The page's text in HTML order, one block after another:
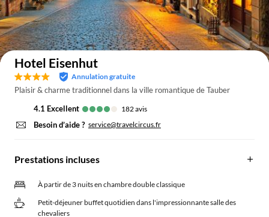
Voir sur la carte
Hotel Eisenhut
Annulation gratuite
Plaisir & charme traditionnel dans la ville romantique de Tauber
4.1
excellent 182avis
Besoin d’aide ? service@travelcircus.fr
Prestations incluses
À partir de 3 nuits en chambre double classique
Petit-déjeuner buffet quotidien dans l'impressionnante salle des
chevaliers